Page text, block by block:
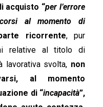
acquisto “per l’errore
al momento di
ricorrente, pur
relative al titolo di
lavorativa svolta, non
al momento
di “incapacità”,